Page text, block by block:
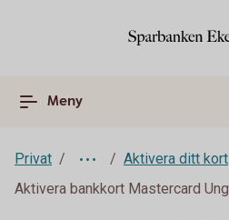
Meny
Privat
Aktivera ditt kort
Aktivera bankkort Mastercard Ung